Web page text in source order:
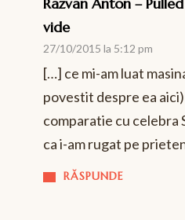
vide
27/10/2015 la 5:12 pm
RĂSPUNDE
[…] ce mi-am luat
povestit despre ea
comparatie cu celebra
ca i-am rugat pe